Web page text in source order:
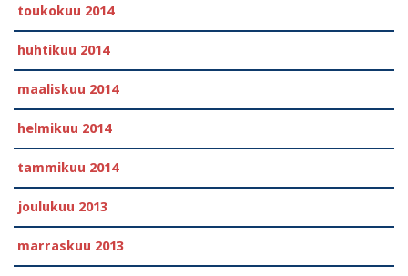
toukokuu 2014
huhtikuu 2014
maaliskuu 2014
helmikuu 2014
tammikuu 2014
joulukuu 2013
marraskuu 2013